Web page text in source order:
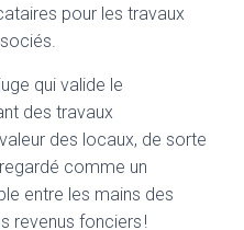
pour les travaux
qui valide le
des travaux
des locaux, de sorte
comme un
entre les mains des
revenus fonciers !